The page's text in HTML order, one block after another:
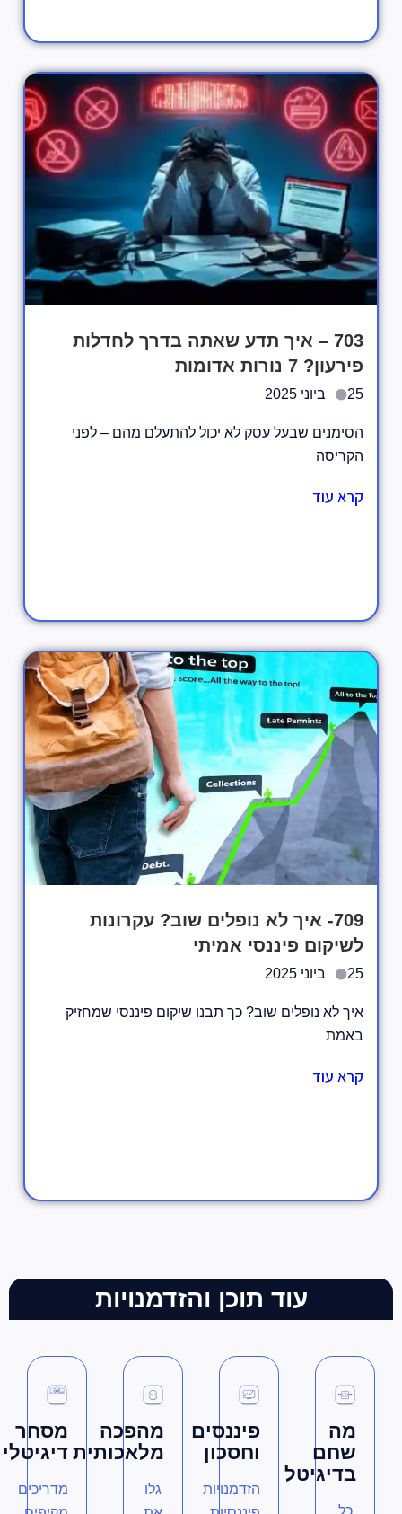
703 – איך תדע שאתה בדרך לחדלות
פירעון? 7 נורות אדומות
25 ביוני 2025
הסימנים שבעל עסק לא יכול להתעלם מהם – לפני
הקריסה
קרא עוד
709- איך לא נופלים שוב? עקרונות
לשיקום פיננסי אמיתי
25 ביוני 2025
איך לא נופלים שוב? כך תבנו שיקום פיננסי שמחזיק
באמת
קרא עוד
עוד תוכן והזדמנויות
מה
שחם
בדיגיטל
כל
פיננסים
וחסכון
הזדמנויות
מהפכה
מלאכותית
גלו
מסחר
דיגיטלי
מדריכים